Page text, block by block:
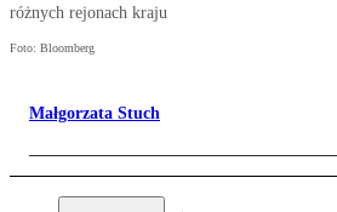
różnych rejonach kraju
Foto: Bloomberg
Małgorzata Stuch